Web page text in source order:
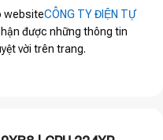
websiteCÔNG TY ĐIỆN TỰ
được những thông tin
vời trên trang.